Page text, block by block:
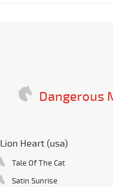
Dangerous
Lion Heart (usa)
Tale Of The Cat
Satin Sunrise